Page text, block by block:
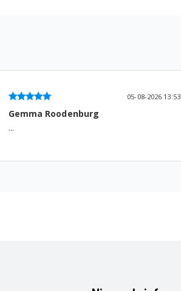
05-08-2026 13:53
Gemma Roodenburg
...